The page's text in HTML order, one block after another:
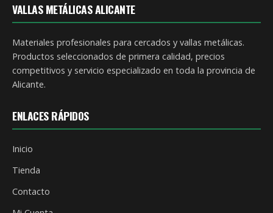
VALLAS METÁLICAS ALICANTE
Materiales profesionales para cercados y vallas metálicas.
Productos seleccionados de primera calidad, precios
competitivos y servicio especializado en toda la provincia de
Alicante.
ENLACES RÁPIDOS
Inicio
Tienda
Contacto